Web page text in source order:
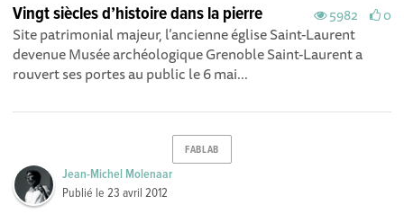
5982 0
Vingt siècles d’histoire dans la pierre
Site patrimonial majeur, l’ancienne église Saint-Laurent
devenue Musée archéologique Grenoble Saint-Laurent a
rouvert ses portes au public le 6 mai...
FABLAB
Jean-Michel Molenaar
Publié le23 avril 2012